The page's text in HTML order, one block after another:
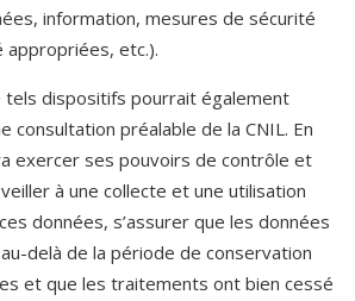
information, mesures de sécurité
etc.).
tels dispositifs pourrait également
consultation préalable de la CNIL. En
exercer ses pouvoirs de contrôle et
à une collecte et une utilisation
données, s’assurer que les données
delà de la période de conservation
et que les traitements ont bien cessé